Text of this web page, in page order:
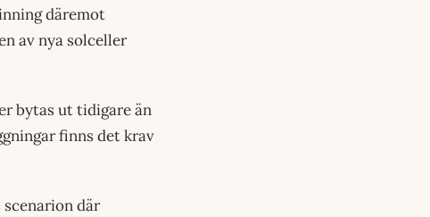
däremot
av nya solceller
bytas ut tidigare än
finns det krav
där